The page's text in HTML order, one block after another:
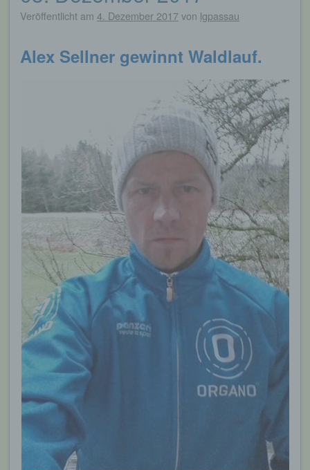
Veröffentlicht am 4. Dezember 2017 von lgpassau
Alex Sellner gewinnt Waldlauf.